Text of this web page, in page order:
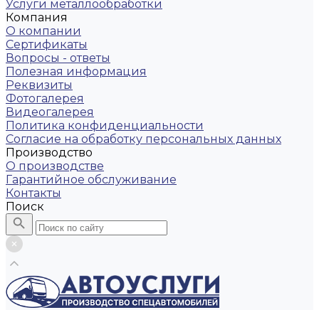
Услуги металлообработки
Компания
О компании
Сертификаты
Вопросы - ответы
Полезная информация
Реквизиты
Фотогалерея
Видеогалерея
Политика конфиденциальности
Согласие на обработку персональных данных
Производство
О производстве
Гарантийное обслуживание
Контакты
Поиск